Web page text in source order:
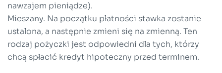
nawzajem pieniądze).
Mieszany. Na początku płatności stawka zostanie
ustalona, ​​a następnie zmieni się na zmienną. Ten
rodzaj pożyczki jest odpowiedni dla tych, którzy
chcą spłacić kredyt hipoteczny przed terminem.